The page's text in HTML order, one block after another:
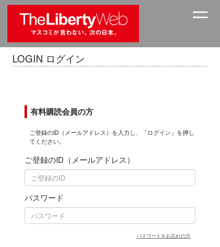
LOGIN ログイン
有料購読会員の方
ご登録のID（メールアドレス）を入力し、「ログイン」を押し
てください。
ご登録のID（メールアドレス）
パスワード
パスワードをお忘れの方